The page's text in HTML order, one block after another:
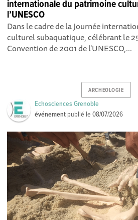
internationale du patrimoine
l’UNESCO
Dans le cadre de la Journée
culturel subaquatique, célébrant le
Convention de 2001 de l'UNESCO,...
ARCHEOLOGIE
Echosciences Grenoble
événement publié le08/07/2026